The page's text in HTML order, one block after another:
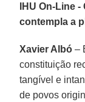
IHU On-Line
contempla a
Xavier Albó –
constituição
tangível e
de povos